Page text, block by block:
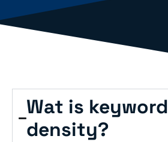
Wat is keyword
density?